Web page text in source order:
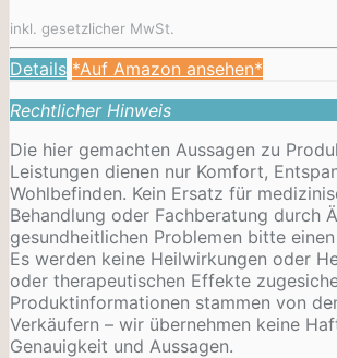
inkl. gesetzlicher MwSt.
Details *Auf Amazon ansehen*
Rechtlicher Hinweis
Die hier gemachten Aussagen zu
Leistungen dienen nur Komfort,
Wohlbefinden. Kein Ersatz für
Behandlung oder Fachberatung durch
gesundheitlichen Problemen bitte
Es werden keine Heilwirkungen oder
oder therapeutischen Effekte
Produktinformationen stammen von
Verkäufern – wir übernehmen keine
Genauigkeit und Aussagen.